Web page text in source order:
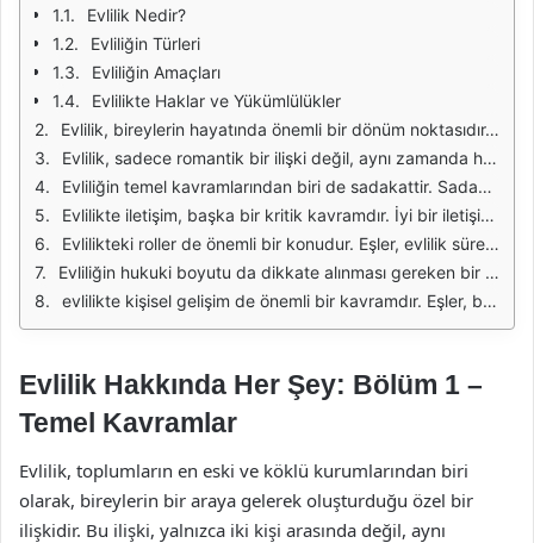
Evlilik Nedir?
Evliliğin Türleri
Evliliğin Amaçları
Evlilikte Haklar ve Yükümlülükler
Evlilik, bireylerin hayatında önemli bir dönüm noktasıdır. Bu süreç, yalnızca iki insanın bir araya gelmesi değil, aynı zamanda toplumun temel yapı taşlarını oluşturan bir kurumdur. Evlilik kurumu, farklı kültürlerde ve toplumlarda çeşitli şekillerde tanımlanmakta ve uygulanmaktadır. Bu nedenle, evliliğin anlamı ve önemi, bireylerin ve toplumların değerleriyle şekillenir.
Evlilik, sadece romantik bir ilişki değil, aynı zamanda hukuki ve toplumsal bir sözleşmedir. Bireyler, evlilikle birlikte belirli hak ve sorumlulukları üstlenirler. Bu bağlamda, evlilik, iki tarafın birbirine karşı yükümlülükleri ve beklentileri üzerine inşa edilir. Evlilik sözleşmesi, tarafların haklarını koruma altına alırken, aynı zamanda aile yapısının güçlenmesine de katkıda bulunur.
Evliliğin temel kavramlarından biri de sadakattir. Sadakat, evlilikte tarafların birbirine olan bağlılığını ve güvenini ifade eder. Bu bağlamda, sadakat sadece fiziksel bir bağlılık değil, aynı zamanda duygusal ve zihinsel bir bağ anlamına gelir. Evlilikte sadakat, ilişkiyi güçlendiren ve sağlıklı bir iletişim ortamı oluşturan önemli bir unsurdur.
Evlilikte iletişim, başka bir kritik kavramdır. İyi bir iletişim, eşler arasında anlayış ve empati geliştirilmesine yardımcı olur. Sorunların çözümünde ve duygusal bağların güçlenmesinde etkili bir iletişim tarzı benimsemek, sağlıklı bir evlilik için gereklidir. Eşler, duygularını açıkça ifade edebilmeli ve karşılıklı olarak birbirlerini dinlemeyi öğrenmelidirler.
Evlilikteki roller de önemli bir konudur. Eşler, evlilik sürecinde çeşitli roller üstlenirler ve bu roller, ilişkinin dinamiğini şekillendirir. Geleneksel olarak, bazı toplumlarda erkek ve kadın rollerinin belirgin olduğu görülse de, modern evliliklerde bu roller daha esnek hale gelmiştir. Her iki tarafın da eşit sorumluluklar üstlenmesi, evliliğin sağlıklı bir şekilde sürdürülmesine katkı sağlar.
Evliliğin hukuki boyutu da dikkate alınması gereken bir diğer önemli unsurdur. Evlilik, yasal bir sözleşme olduğu için, taraflar arasında belirli hak ve yükümlülükler doğurur. Boşanma, mal paylaşımı ve çocukların velayeti gibi konular, evliliğin hukuki boyutunu oluşturan unsurlardır. Bu nedenle, evlilik öncesinde hukuki danışmanlık almak, tarafların haklarını korumalarına yardımcı olabilir.
evlilikte kişisel gelişim de önemli bir kavramdır. Eşler, birbirlerine destek olarak kişisel hedeflerine ulaşmalarına yardımcı olabilirler. Evlilik, bireylerin kişisel ve duygusal olarak büyümelerine olanak tanır. Bu süreçte, bireyler kendilerini tanıma, başkalarıyla sağlıklı ilişkiler kurma ve yaşamın getirdiği zorluklarla başa çıkma becerilerini geliştirirler.
Evlilik Hakkında Her Şey: Bölüm 1 –
Temel Kavramlar
Evlilik, toplumların en eski ve köklü kurumlarından biri
olarak, bireylerin bir araya gelerek oluşturduğu özel bir
ilişkidir. Bu ilişki, yalnızca iki kişi arasında değil, aynı